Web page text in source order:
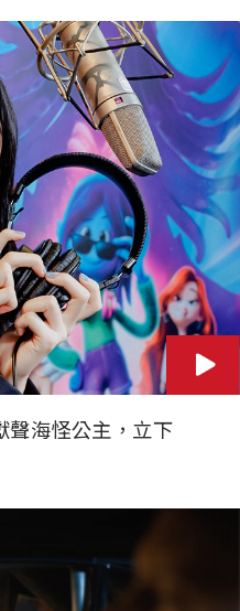
聲海怪公主，立下